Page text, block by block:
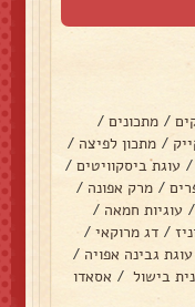
/ מתכונים /
/ מתכון לפיצה /
/ עוגת ביסקוויטים /
/ מרק אפונה /
/ עוגיות חמאה /
/ דג מרוקאי /
עוגת גבינה אפויה /
בישול / אסאדו